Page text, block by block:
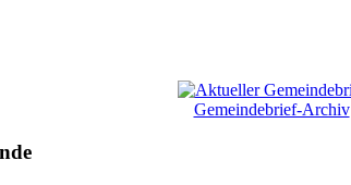
Gemeindebrief-Archiv